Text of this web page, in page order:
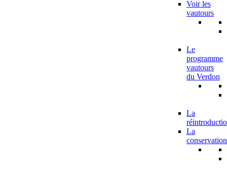
Voir les
vautours
Le
programme
vautours
du Verdon
La
La
conservation